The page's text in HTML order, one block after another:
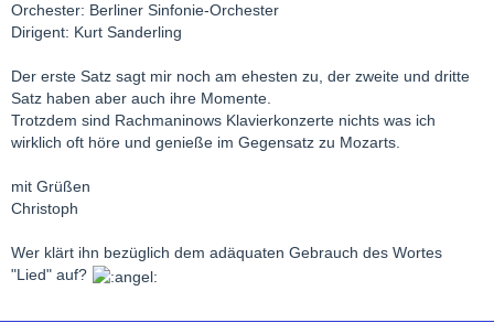
Orchester: Berliner Sinfonie-Orchester
Dirigent: Kurt Sanderling
Der erste Satz sagt mir noch am ehesten zu, der zweite und dritte
Satz haben aber auch ihre Momente.
Trotzdem sind Rachmaninows Klavierkonzerte nichts was ich
wirklich oft höre und genieße im Gegensatz zu Mozarts.
mit Grüßen
Christoph
Wer klärt ihn bezüglich dem adäquaten Gebrauch des Wortes
"Lied" auf?